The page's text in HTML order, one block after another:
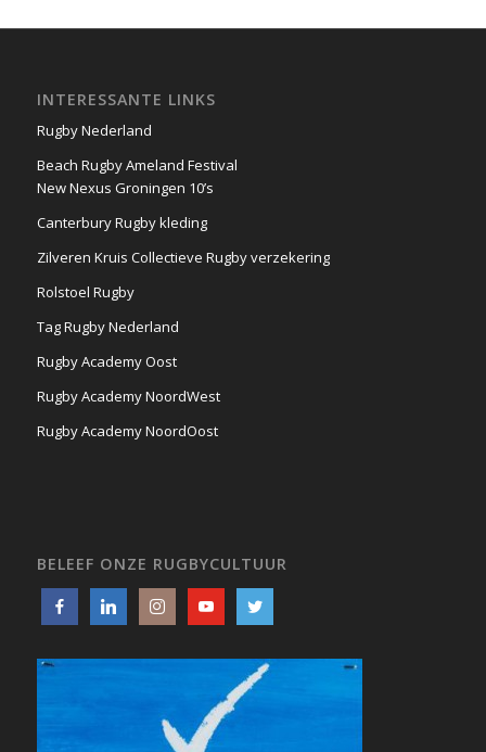
INTERESSANTE LINKS
Rugby Nederland
Beach Rugby Ameland Festival
New Nexus Groningen 10’s
Canterbury Rugby kleding
Zilveren Kruis Collectieve Rugby verzekering
Rolstoel Rugby
Tag Rugby Nederland
Rugby Academy Oost
Rugby Academy NoordWest
Rugby Academy NoordOost
BELEEF ONZE RUGBYCULTUUR